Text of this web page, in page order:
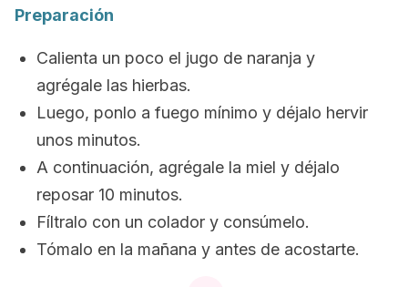
Preparación
Calienta un poco el jugo de naranja y
agrégale las hierbas.
Luego, ponlo a fuego mínimo y déjalo hervir
unos minutos.
A continuación, agrégale la miel y déjalo
reposar 10 minutos.
Fíltralo con un colador y consúmelo.
Tómalo en la mañana y antes de acostarte.